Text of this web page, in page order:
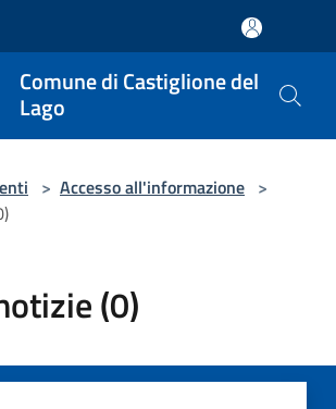
Comune di Castiglione del
Lago
> Accesso all'informazione >
(0)